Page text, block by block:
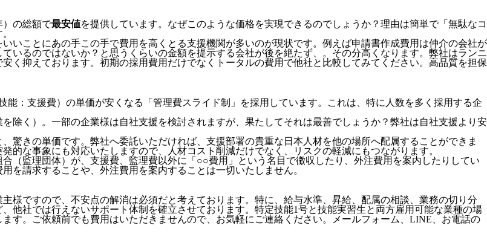
）の総額で最安値を提供しています。なぜこのような価格を実現できるのでしょうか？理由は簡単で「無駄なコ
いことにあの手この手で費用を高くとる支援機関が多いのが現状です。例えば申請書作成費用は仲介の会社が
いるのではないか？と思うくらいの金額を提示する会社が後を絶たず、。その分高くなります。弊社はランニ
く抑えております。 初期の採用費用だけでなくトータルの費用で他社と比較してみてください。 高品質を担保
能：支援費）の単価が安くなる「管理費スライド制」を採用 しています。これは、特に人数を多く採用する企
除く）。一部の企業様は自社支援を検討されますが、果たしてそれは最善でしょうか？弊社は自社支援より安
驚きの単価です。弊社へ委託いただければ、支援部署の貴重な日本人材を他の場所へ配属することができま
的な事象にも対応いたしますので、人材コスト削減だけでなく、リスクの軽減にもつながります。
（監理団体）が、支援費、監理費以外に「○○費用」という名目で徴収したり、外注費用を案内したりしてい
を請求することや、外注費用を案内することは一切いたしません。
様ですので、不安点の解消は必須だと考えております。特に、給与水準、昇給、配属の相談、業務の切り分
他社では行えないサポート体制 を確立させております。特定技能1号と技能実習生と両方雇用可能な業種の場
す。ご依頼前でも費用はいただきませんので、お気軽にご連絡ください。メールフォーム、LINE、お電話の